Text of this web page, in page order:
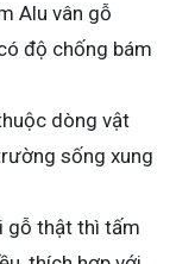
Alu vân gỗ
độ chống bám
dòng vật
sống xung
gỗ thật thì tấm